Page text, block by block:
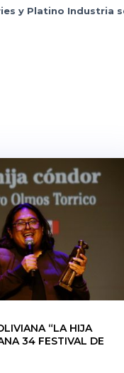
y Platino Industria
“LA HIJA
34 FESTIVAL DE